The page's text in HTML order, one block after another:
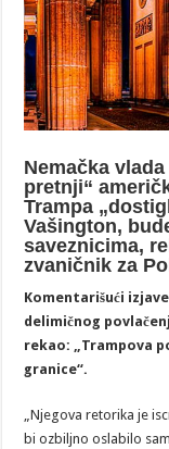
Nemačka
pretnji“
Trampa
Vašington,
saveznicima,
zvaničnik za
Komentarišući
delimičnog
rekao: „Trampova
granice“.
„Njegova retorika je
bi ozbiljno oslabilo